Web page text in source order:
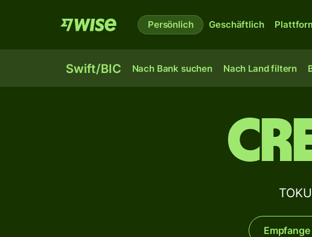
Persönlich Geschäftlich
Swift/BIC Nach Bank suchen Nach Land filtern